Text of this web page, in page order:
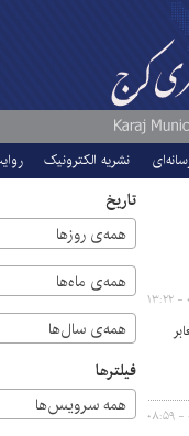
نشریه الکترونیک
تاریخ
همه‌ی روزها
همه‌ی ماه‌ها
همه‌ی سال‌ها
فیلترها
همه سرویس‌ها